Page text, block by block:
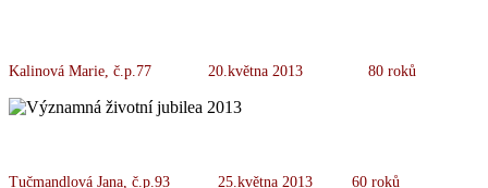
Kalinová Marie, č.p.77 20.května 2013 80 roků
Tučmandlová Jana, č.p.93 25.května 2013 60 roků